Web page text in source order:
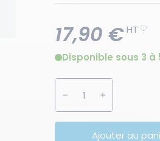
17,90 € HT
Disponible sous 3 à
Augmenter la
Ajouter au